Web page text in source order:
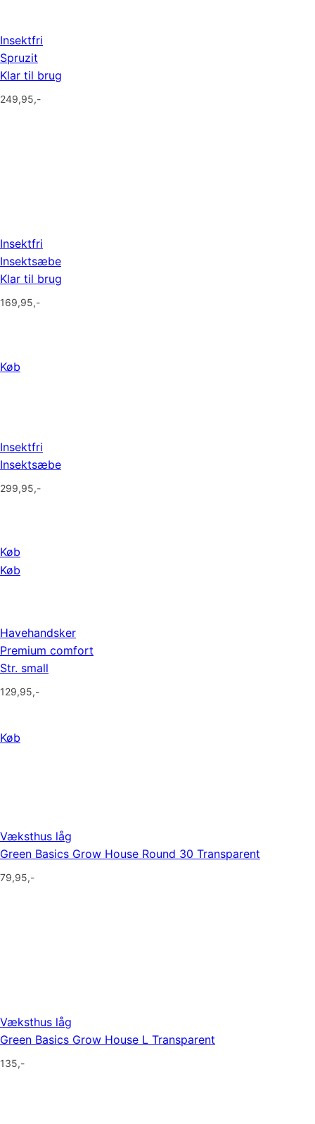
Køb
Insektfri
Spruzit
Klar til brug
249,95,-
Køb
Insektfri
Insektsæbe
Klar til brug
169,95,-
Køb
Insektfri
Insektsæbe
299,95,-
Køb
Havehandsker
Premium comfort
Str. small
129,95,-
Væksthus låg
Green Basics Grow House Round 30 Transparent
79,95,-
Væksthus låg
Green Basics Grow House L Transparent
135,-